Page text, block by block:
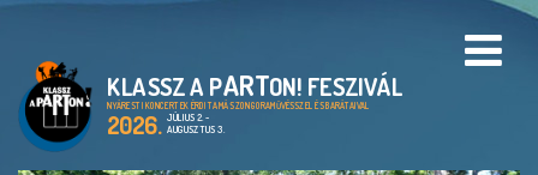
KLASSZ A PARTON! FESZIVÁL
NYÁRESTI KONCERTEK ÉRDI TAMÁS ZONGORAMŰVÉSSZEL ÉS BARÁTAIVAL
2026. JÚLIUS 2. -
AUGUSZTUS 3.
PROGRAMOK